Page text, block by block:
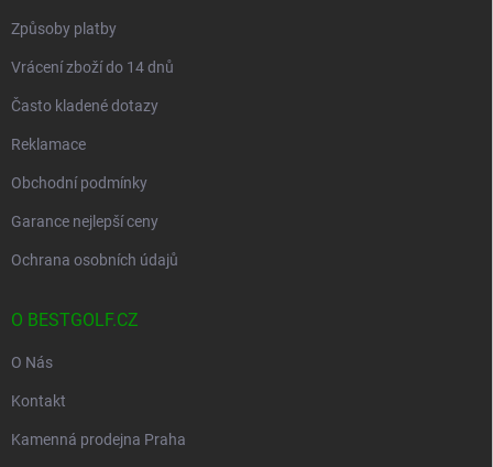
Způsoby platby
Vrácení zboží do 14 dnů
Často kladené dotazy
Reklamace
Obchodní podmínky
Garance nejlepší ceny
Ochrana osobních údajů
O BESTGOLF.CZ
O Nás
Kontakt
Kamenná prodejna Praha